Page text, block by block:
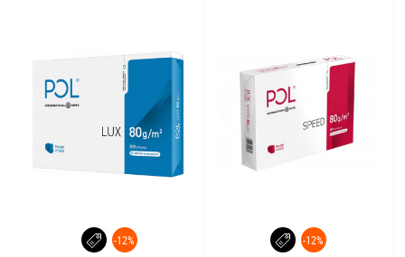
-12% -12%